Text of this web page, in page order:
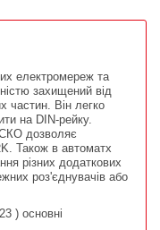
електромереж та
захищений від
частин. Він легко
на DIN-рейку.
дозволяє
Також в автоматх
різних додаткових
роз'єднувачів або
) основні